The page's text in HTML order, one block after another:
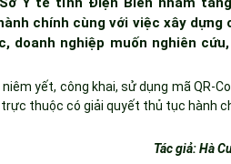
chính cùng với việc xây dựng
doanh nghiệp muốn nghiên
yết, công khai, sử dụng mã QR-
thuộc có giải quyết thủ tục hành
Tác giả: Hà